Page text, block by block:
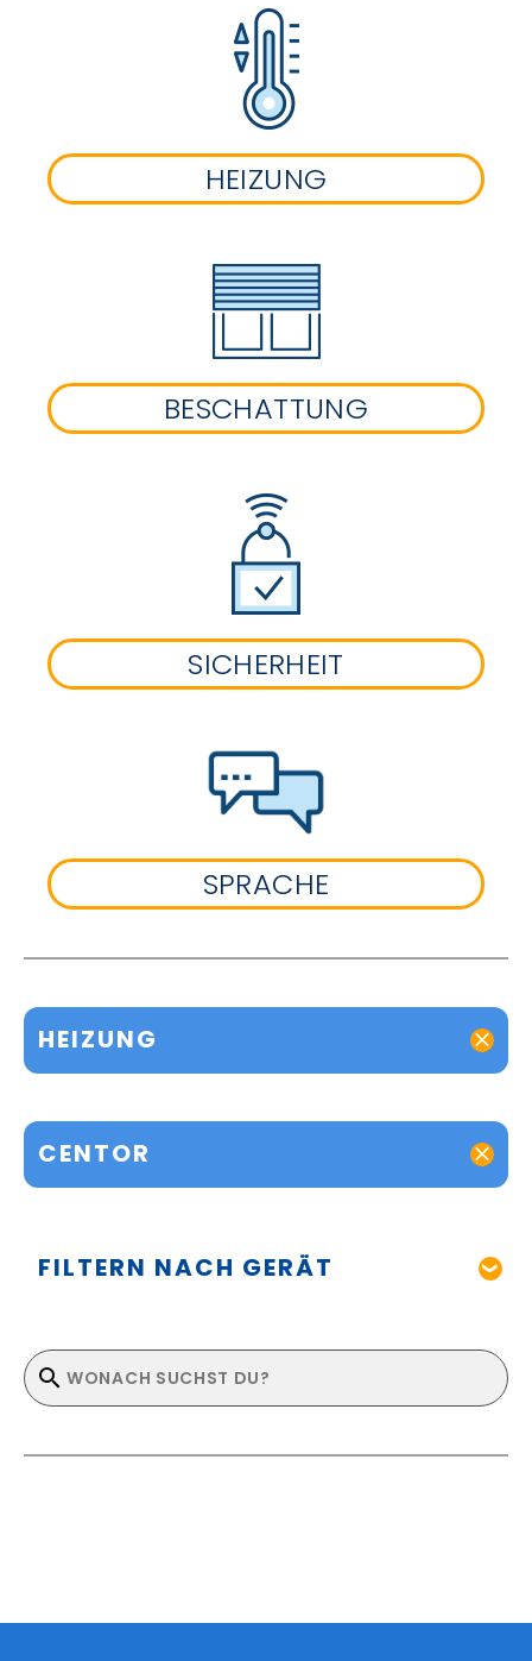
HEIZUNG
BESCHATTUNG
SICHERHEIT
SPRACHE
HEIZUNG
CENTOR
FILTERN NACH GERÄT